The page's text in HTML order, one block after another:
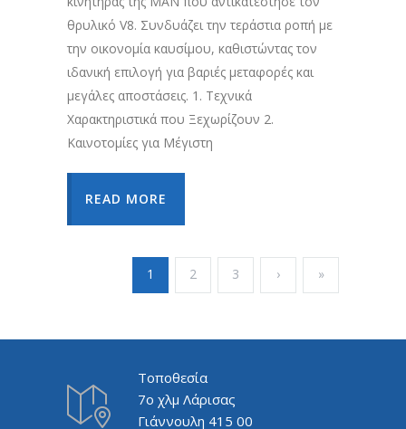
θρυλικό V8. Συνδυάζει την τεράστια ροπή με
την οικονομία καυσίμου, καθιστώντας τον
ιδανική επιλογή για βαριές μεταφορές και
μεγάλες αποστάσεις. 1. Τεχνικά
Χαρακτηριστικά που Ξεχωρίζουν 2.
Καινοτομίες για Μέγιστη
READ MORE
1 2 3 › »
Τοποθεσία
7ο χλμ Λάρισας
Γιάννουλη 415 00